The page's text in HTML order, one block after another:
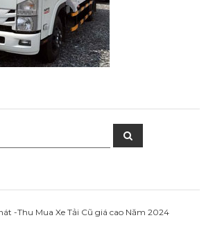
Search
-Thu Mua Xe Tải Cũ giá cao Năm 2024